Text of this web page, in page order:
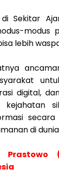
Sekitar
modus
lebih
digital,
di